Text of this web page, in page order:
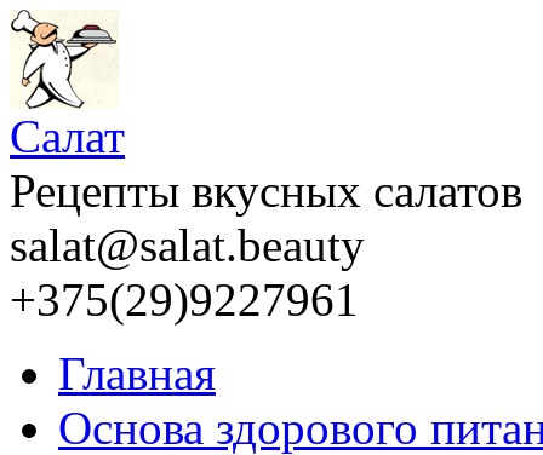
Салат
Рецепты вкусных салатов
salat@salat.beauty
+375(29)9227961
Главная
Основа здорового